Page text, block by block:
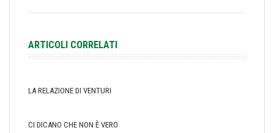
ARTICOLI CORRELATI
LA RELAZIONE DI VENTURI
CI DICANO CHE NON È VERO